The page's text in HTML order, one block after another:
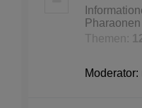
Themen:
Moderator: